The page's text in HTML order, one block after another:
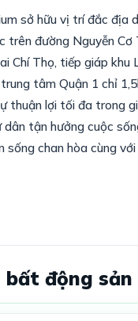
sở hữu vị trí đắc địa
trên đường Nguyễn Cơ
Chí Thọ, tiếp giáp khu
tâm Quận 1 chỉ
thuận lợi tối đa trong
dân tận hưởng cuộc
sống chan hòa cùng với
động sản